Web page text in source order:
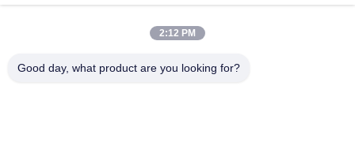
0086-551-65396351
2:12 PM
Good day, what product are you looking for?